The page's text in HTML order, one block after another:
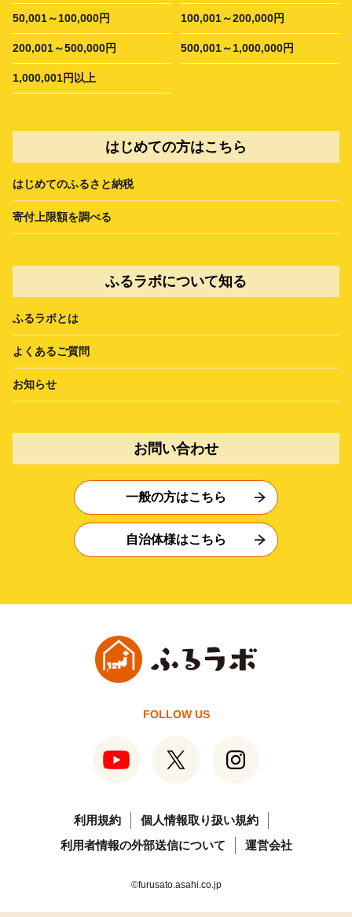
50,001～100,000円 100,001～200,000円
200,001～500,000円 500,001～1,000,000円
1,000,001円以上
はじめての方はこちら
はじめてのふるさと納税
寄付上限額を調べる
ふるラボについて知る
ふるラボとは
よくあるご質問
お知らせ
お問い合わせ
一般の方はこちら
自治体様はこちら
FOLLOW US
利用規約
個人情報取り扱い規約
利用者情報の外部送信について
運営会社
©furusato.asahi.co.jp